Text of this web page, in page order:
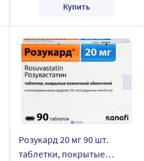
Купить
Розукард 20 мг 90 шт.
таблетки, покрытые